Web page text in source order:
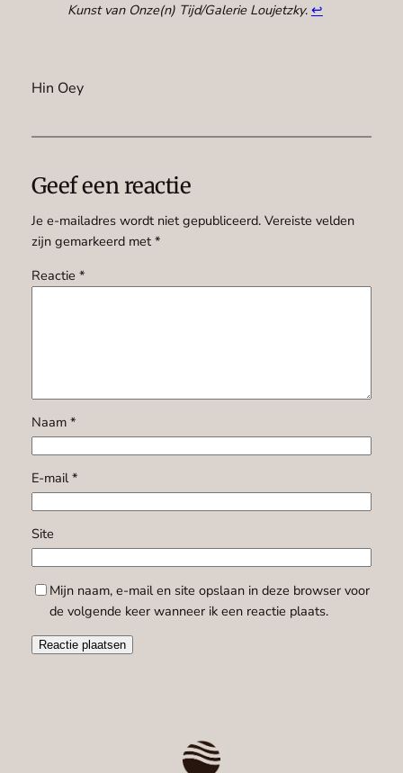
Kunst van Onze(n) Tijd/Galerie Loujetzky. ↩︎
Hin Oey
Geef een reactie
Je e-mailadres wordt niet gepubliceerd. Vereiste velden
zijn gemarkeerd met *
Reactie *
Naam *
E-mail*
Site
Mijn naam, e-mail en site opslaan in deze browser voor
de volgende keer wanneer ik een reactie plaats.